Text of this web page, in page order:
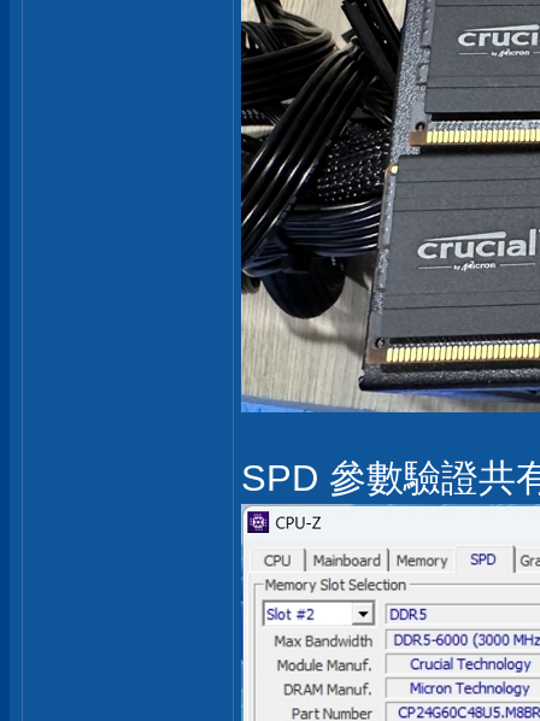
SPD 參數驗證共